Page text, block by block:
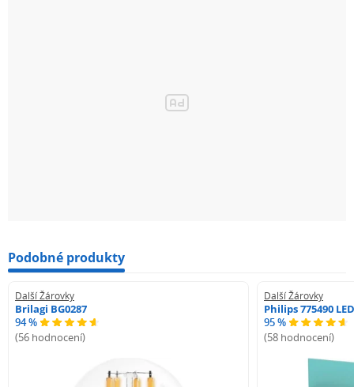
Podobné produkty
Další Žárovky
Brilagi BG0287
94 %
(56 hodnocení)
Další Žárovky
Philips 775490
95 %
(58 hodnocení)